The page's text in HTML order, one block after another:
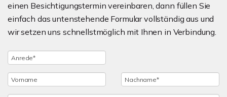
einen Besichtigungstermin vereinbaren, dann füllen Sie
einfach das untenstehende Formular vollständig aus und
wir setzen uns schnellstmöglich mit Ihnen in Verbindung.